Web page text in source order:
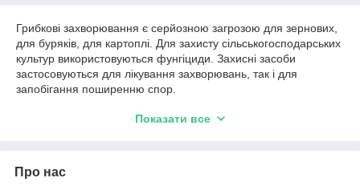
Грибкові захворювання є серйозною загрозою для зернових,
для буряків, для картоплі. Для захисту сільськогосподарських
культур використовуються фунгіциди. Захисні засоби
застосовуються для лікування захворювань, так і для
запобігання поширенню спор.
препарати стробілуріни, які застосовуються для позбавлення
препаратів є однакова ефективність проти всіх різновидів
Показати все
Про нас